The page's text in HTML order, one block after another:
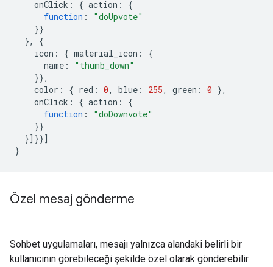
onClick : { action :
{
function :
"doUpvote"
}}
},
{
icon : { material_icon :
{
name :
"thumb_down"
}},
color : { red : 0, blue : 255, green : 0 },
onClick : { action :
{
function :
"doDownvote"
}}
}]}}]
}
Özel mesaj gönderme
Sohbet uygulamaları, mesajı yalnızca alandaki belirli bir
kullanıcının görebileceği şekilde özel olarak gönderebilir.